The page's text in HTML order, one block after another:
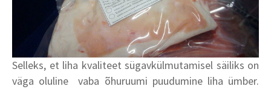
Selleks, et liha kvaliteet sügavkülmutamisel säiliks on
väga oluline vaba õhuruumi puudumine liha ümber.